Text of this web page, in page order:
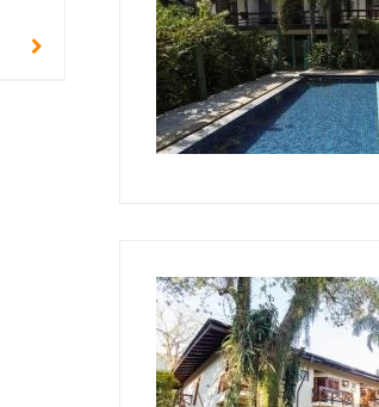
Pousadas para Carnaval
Pousadas na Praia
Pousadas para Férias
Pousadas no Thermas
Pousadas em
Pousadas em Ilhabela SP
Pousadas em Praia
Pousadas em Paraty RJ